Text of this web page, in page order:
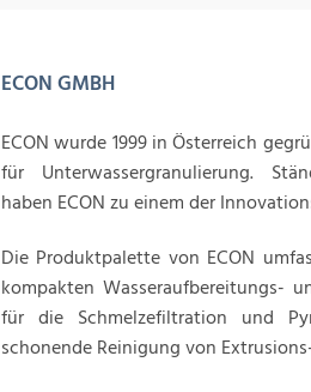
ECON GMBH
ECON wurde 1999 in Österreich
für Unterwassergranulierung.
haben ECON zu einem der
Die Produktpalette von ECON
kompakten Wasseraufbereitungs-
für die Schmelzefiltration und
schonende Reinigung von